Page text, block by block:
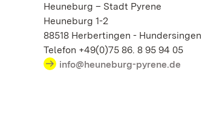
Heuneburg – Stadt Pyrene
Heuneburg 1-2
88518 Herbertingen - Hundersingen
Telefon +49(0)75 86. 8 95 94 05
info@heuneburg-pyrene.de